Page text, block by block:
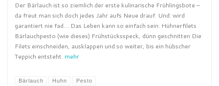
Der Bärlauch ist so ziemlich der erste kulinarische Frühlingsbote –
da freut man sich doch jedes Jahr aufs Neue drauf. Und: wird
garantiert nie fad… Das Leben kann so einfach sein: Hühnerfilets
Bärlauchpesto (wie dieses) Frühstücksspeck, dünn geschnitten Die
Filets einschneiden, ausklappen und so weiter, bis ein hübscher
Teppich entsteht. mehr
Bärlauch Huhn Pesto